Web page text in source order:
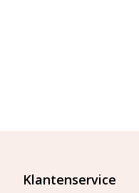
Klantenservice